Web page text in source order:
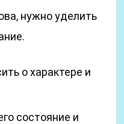
нужно уделить
о характере и
состояние и